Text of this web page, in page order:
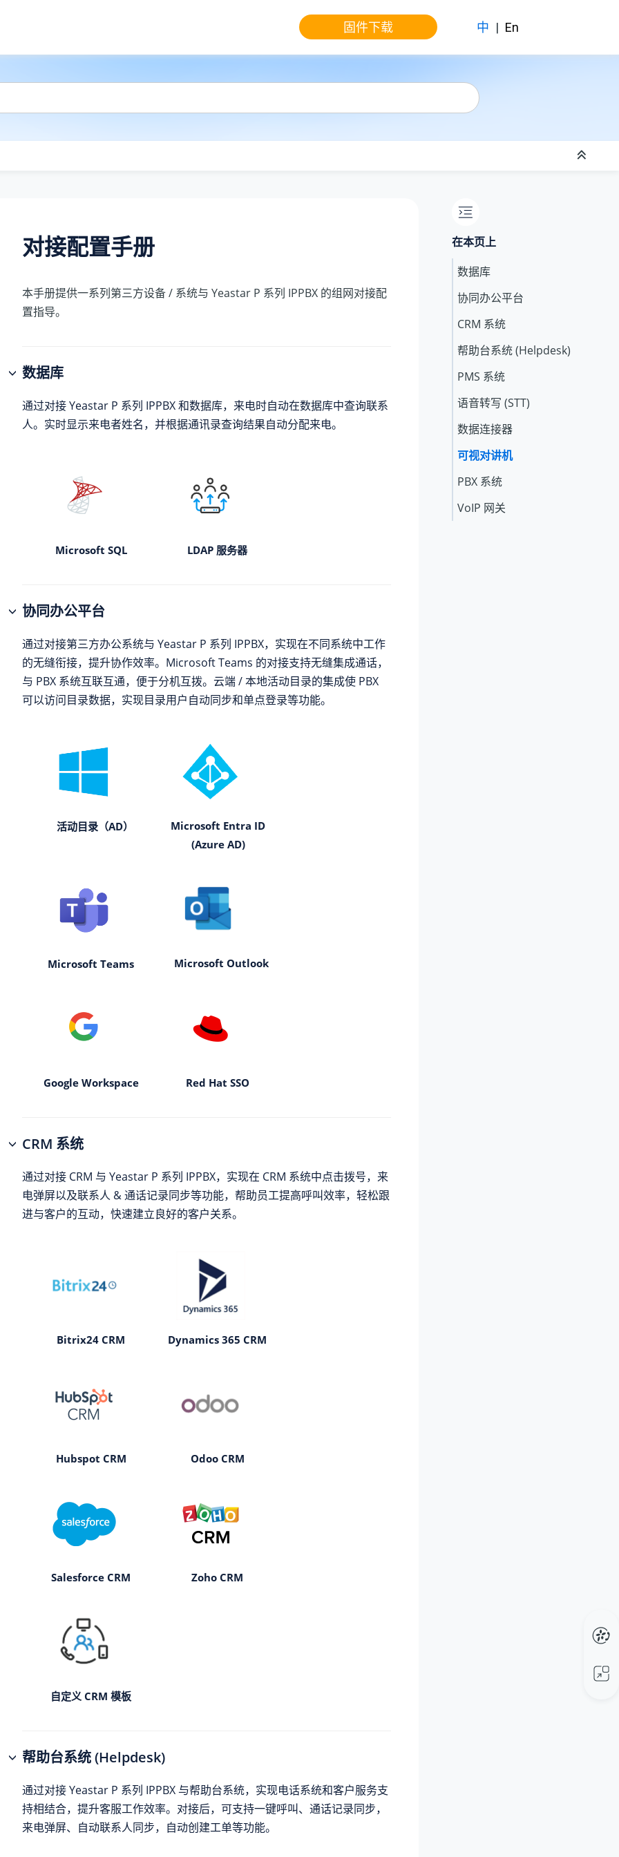
固件下载 中 | En
对接配置手册
本手册提供一系列第三方设备 / 系统与 Yeastar P 系列 IPPBX 的组网对接配
置指导。
数据库
通过对接Yeastar P 系列 IPPBX和数据库，来电时自动在数据库中查询联系
人。实时显示来电者姓名，并根据通讯录查询结果自动分配来电。
Microsoft SQL LDAP 服务器
协同办公平台
通过对接第三方办公系统与 Yeastar P 系列 IPPBX，实现在不同系统中工作
的无缝衔接，提升协作效率。Microsoft Teams 的对接支持无缝集成通话，
与 PBX 系统互联互通，便于分机互拨。云端 / 本地活动目录的集成使 PBX
可以访问目录数据，实现目录用户自动同步和单点登录等功能。
活动目录（AD）
Microsoft Entra ID
(Azure AD)
Microsoft Teams Microsoft Outlook
Google Workspace Red Hat SSO
CRM 系统
通过对接 CRM 与 Yeastar P 系列 IPPBX，实现在 CRM 系统中点击拨号，来
电弹屏以及联系人 & 通话记录同步等功能，帮助员工提高呼叫效率，轻松跟
进与客户的互动，快速建立良好的客户关系。
Bitrix24 CRM Dynamics 365 CRM
Hubspot CRM Odoo CRM
Salesforce CRM Zoho CRM
自定义 CRM 模板
帮助台系统 (Helpdesk)
通过对接Yeastar P 系列 IPPBX 与帮助台系统，实现电话系统和客户服务支
持相结合，提升客服工作效率。对接后，可支持一键呼叫、通话记录同步，
来电弹屏、自动联系人同步，自动创建工单等功能。
在本页上
数据库
协同办公平台
CRM 系统
帮助台系统 (Helpdesk)
PMS 系统
语音转写 (STT)
数据连接器
可视对讲机
PBX 系统
VoIP 网关